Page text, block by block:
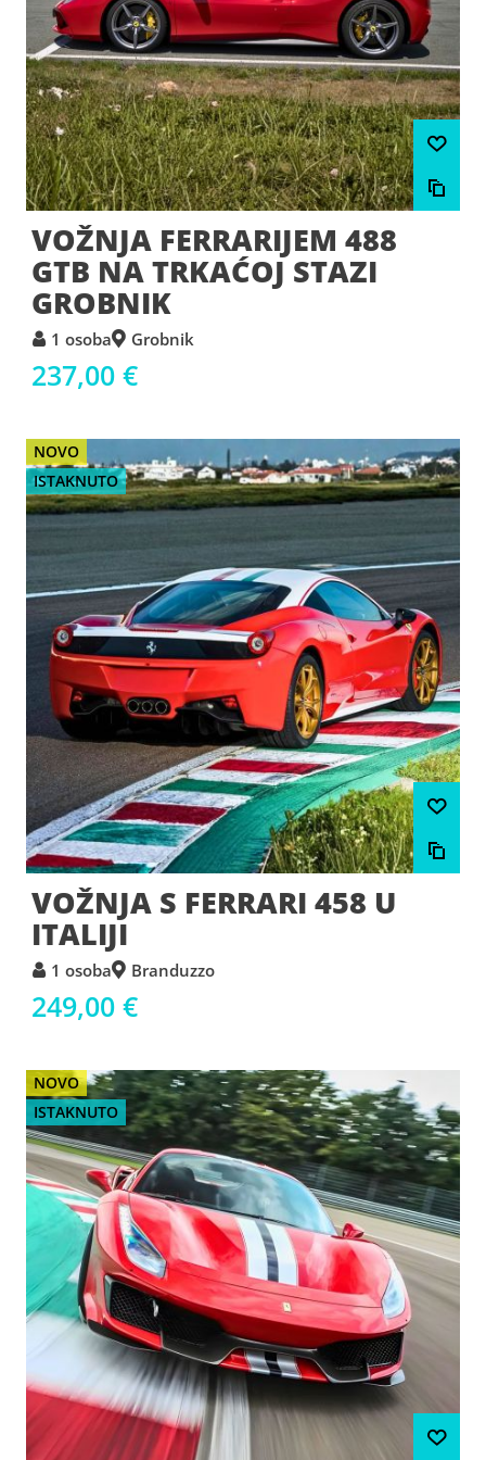
VOŽNJA FERRARIJEM 488
GTB NA TRKAĆOJ STAZI
GROBNIK
1 osoba Grobnik
237,00 €
NOVO
ISTAKNUTO
VOŽNJA S FERRARI 458 U
ITALIJI
1 osoba Branduzzo
249,00 €
NOVO
ISTAKNUTO